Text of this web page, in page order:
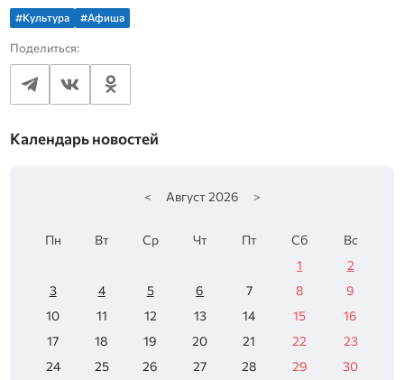
#Культура #Афиша
Поделиться:
Календарь новостей
< Август 2026 >
Пн Вт Ср Чт Пт Сб
Вс
1
2
3
4 5 6 7 8
9
10
11 12 13 14 15
16
17
18 19 20 21 22
23
24
25 26 27 28 29
30